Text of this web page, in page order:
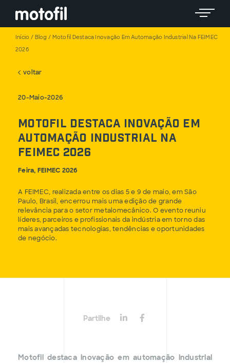
Início / Blog / Motofil Destaca Inovação Em Automação Industrial Na FEIMEC
2026
voltar
20-Maio-2026
Motofil destaca inovação em
automação industrial na
FEIMEC 2026
Feira, FEIMEC 2026
A FEIMEC, realizada entre os dias 5 e 9 de maio, em São
Paulo, Brasil, encerrou mais uma edição de grande
relevância para o setor metalomecânico. O evento reuniu
líderes, parceiros e profissionais da indústria em torno das
mais avançadas tecnologias, tendências e oportunidades
de negócio.
Partilhe
Motofil destaca inovação em automação industrial